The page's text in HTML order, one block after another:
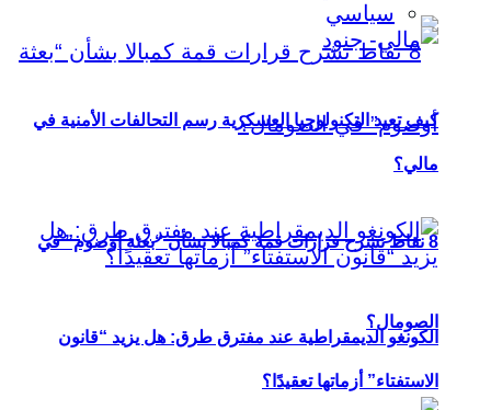
8 نقاط تشرح قرارات قمة كمبالا بشأن “بعثة أوصوم” في
الصومال؟
سياسي
كيف تعيد التكنولوجيا العسكرية رسم التحالفات الأمنية في
مالي؟
الكونغو الديمقراطية عند مفترق طرق: هل يزيد “قانون
الاستفتاء” أزماتها تعقيدًا؟